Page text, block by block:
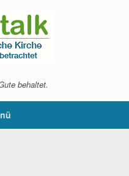
behaltet.